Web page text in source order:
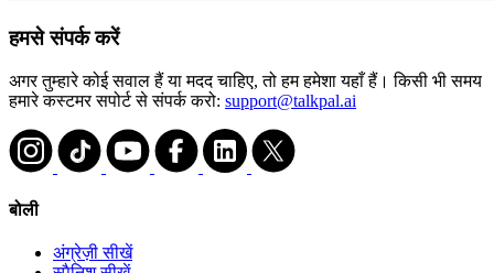
हमसे संपर्क करें
अगर तुम्हारे कोई सवाल हैं या मदद चाहिए, तो हम हमेशा यहाँ हैं। किसी भी समय
हमारे कस्टमर सपोर्ट से संपर्क करो: support@talkpal.ai
बोली
अंग्रेज़ी सीखें